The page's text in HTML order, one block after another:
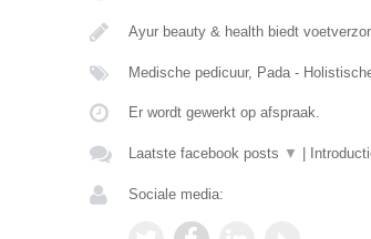
Ayur beauty & health biedt
Medische pedicuur, Pada -
Er wordt gewerkt op afspraak.
Laatste facebook posts ▼
Sociale media: